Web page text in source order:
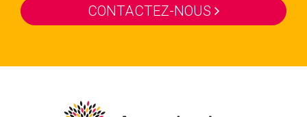
CONTACTEZ-NOUS